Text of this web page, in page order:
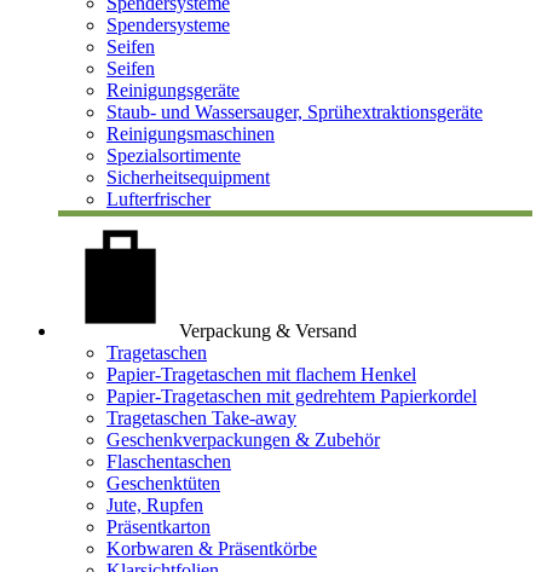
Spendersysteme
Seifen
Seifen
Reinigungsgeräte
Staub- und Wassersauger, Sprühextraktionsgeräte
Reinigungsmaschinen
Spezialsortimente
Sicherheitsequipment
Lufterfrischer
Verpackung & Versand
Tragetaschen
Papier-Tragetaschen mit flachem Henkel
Papier-Tragetaschen mit gedrehtem Papierkordel
Tragetaschen Take-away
Geschenkverpackungen & Zubehör
Flaschentaschen
Geschenktüten
Jute, Rupfen
Präsentkarton
Korbwaren & Präsentkörbe